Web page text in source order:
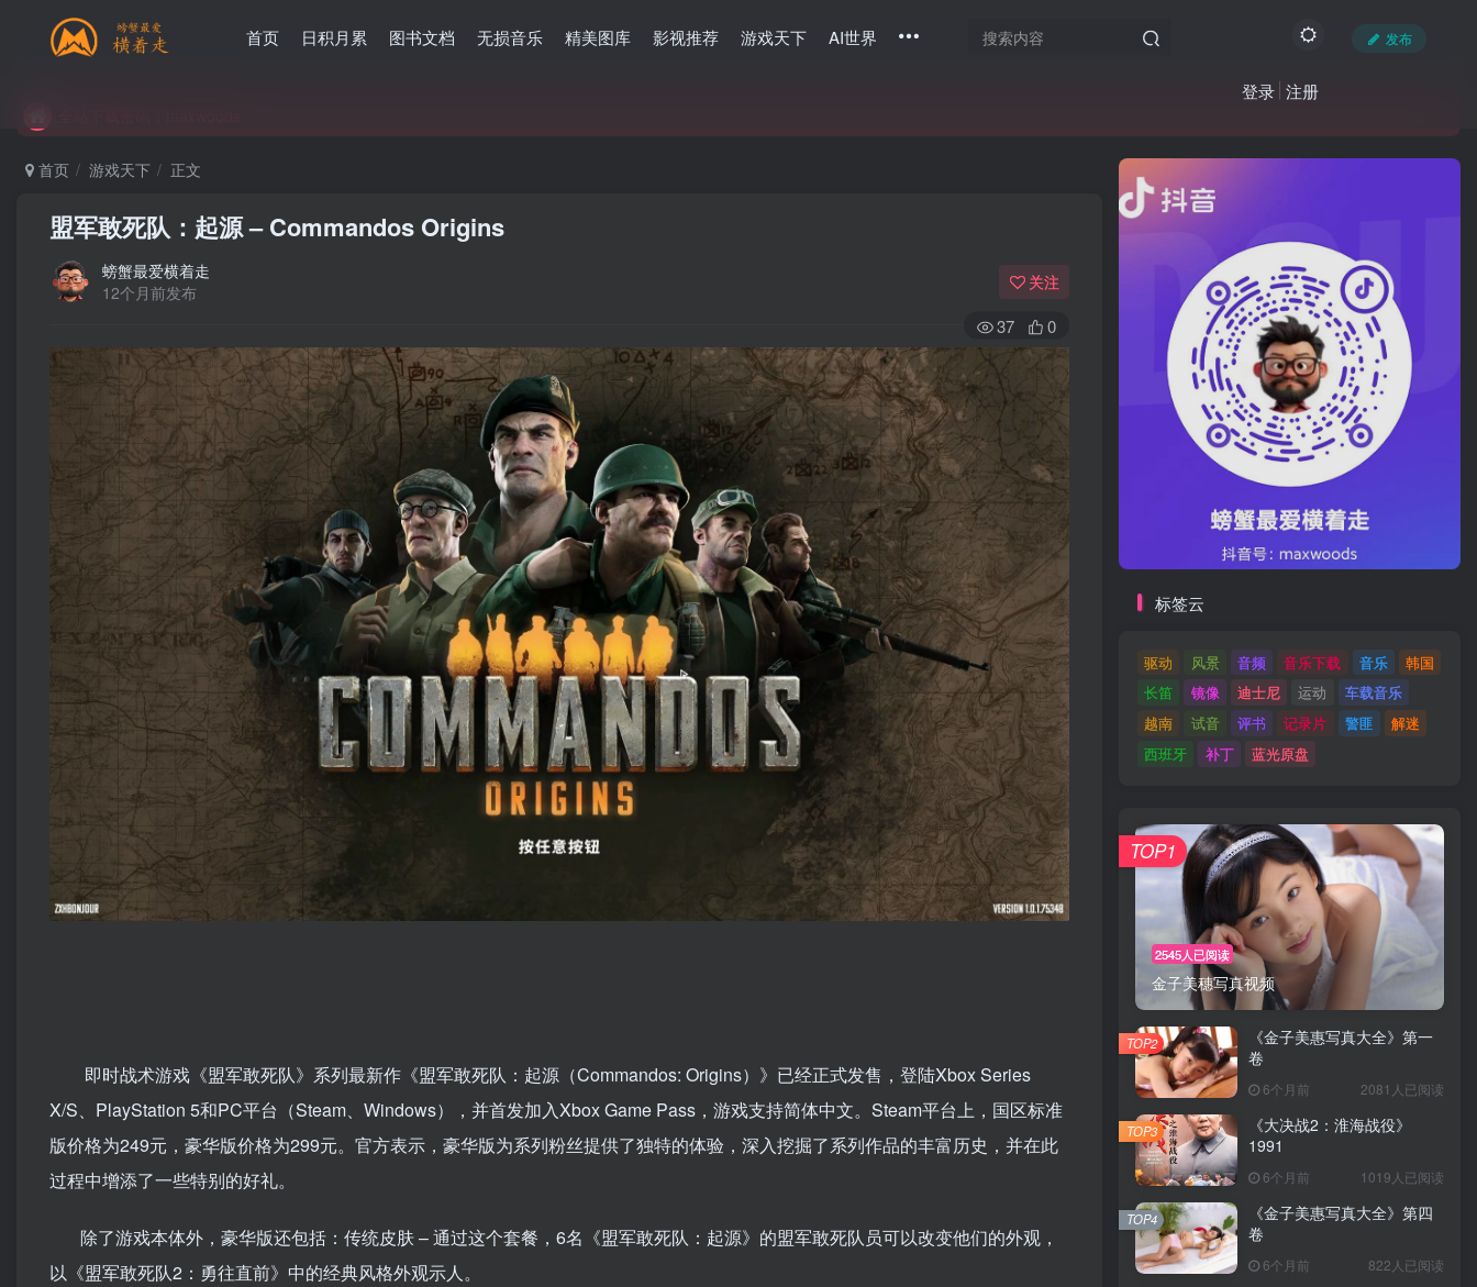
首页 日积月累 图书文档 无损音乐 精美图库 影视推荐 游戏天下 AI世界 发布
登录 注册
全站下载密码：maxwoods
首页 游戏天下 正文
盟军敢死队：起源 – Commandos Origins
螃蟹最爱横着走
12个月前发布
关注
37 0
即时战术游戏《盟军敢死队》系列最新作《盟军敢死队：起源（Commandos: Origins）》已经正式发售，登陆Xbox Series
X/S、PlayStation 5和PC平台（Steam、Windows），并首发加入Xbox Game Pass，游戏支持简体中文。Steam平台上，国区标准
版价格为249元，豪华版价格为299元。官方表示，豪华版为系列粉丝提供了独特的体验，深入挖掘了系列作品的丰富历史，并在此
过程中增添了一些特别的好礼。
除了游戏本体外，豪华版还包括：传统皮肤 – 通过这个套餐，6名《盟军敢死队：起源》的盟军敢死队员可以改变他们的外观，
以《盟军敢死队2：勇往直前》中的经典风格外观示人。
标签云
驱动 风景 音频 音乐下载 音乐
韩国
长笛
镜像 迪士尼 运动
车载音乐
越南
试音 评书 记录片 警匪
解迷
西班牙
补丁 蓝光原盘
2545人已阅读
金子美穗写真视频
TOP1
《金子美惠写真大全》第一
卷
6个月前 2081人已阅读
TOP2
《大决战2：淮海战役》
1991
6个月前 1019人已阅读
TOP3
《金子美惠写真大全》第四
卷
6个月前 822人已阅读
TOP4